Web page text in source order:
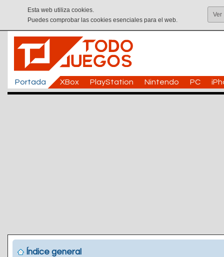
Esta web utiliza cookies.
Puedes comprobar las cookies esenciales para el web.
Ver
Portada XBox PlayStation Nintendo PC
Índice general